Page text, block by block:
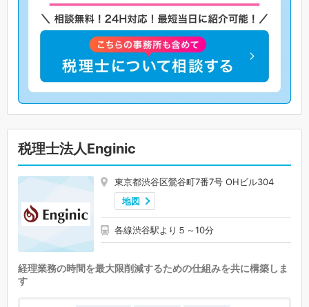
税理士法人Enginic
東京都渋谷区鶯谷町7番7号 OHビル304
地図
各線渋谷駅より５～10分
経理業務の時間を最大限削減するための仕組みを共に構築しま
す